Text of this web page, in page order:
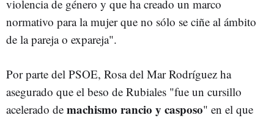
violencia de género y que ha creado un marco
normativo para la mujer que no sólo se ciñe al ámbito
de la pareja o expareja".
Por parte del PSOE, Rosa del Mar Rodríguez ha
asegurado que el beso de Rubiales "fue un cursillo
acelerado de machismo rancio y casposo" en el que